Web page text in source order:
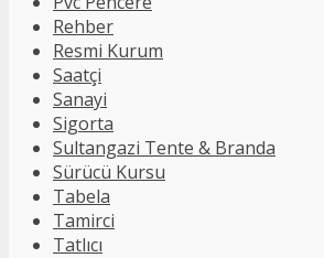
Rehber
Resmi Kurum
Saatçi
Sanayi
Sigorta
Sultangazi Tente & Branda
Sürücü Kursu
Tabela
Tamirci
Tatlıcı